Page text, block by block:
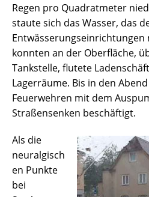
Regen pro Quadratmeter
staute sich das Wasser, das
konnten an der Oberfläche,
Tankstelle, flutete
Lagerräume. Bis in den
Feuerwehren mit dem
Straßensenken beschäftigt.
Als die
neuralgisch
en Punkte
bei